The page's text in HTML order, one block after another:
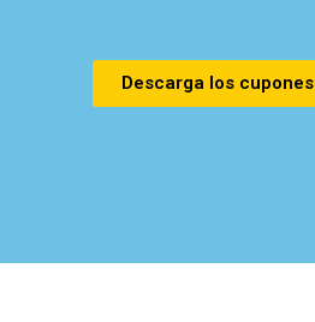
Descarga los cupones